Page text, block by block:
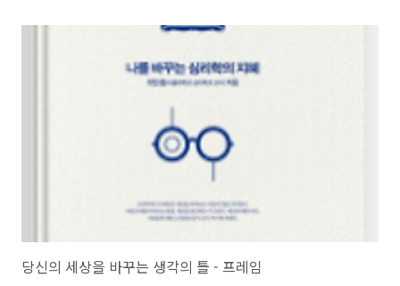
삶의 전환점이 되었는지를 진솔하게 풀어낸다. "청춘의 독서"에서 다루
유론", 니코스 카잔차키스의 "그리스인 조르바" 등 철학, 정치, 문학, 역
사에 걸쳐 있다. 다채로운 독서 목록은 작가가 단지 책을 소개하려는 것
이 아님을 보여준다. 그는 책을 매개로 사회, 인간, 자유, ..
당신의 세상을 바꾸는 생각의 틀 - 프레임